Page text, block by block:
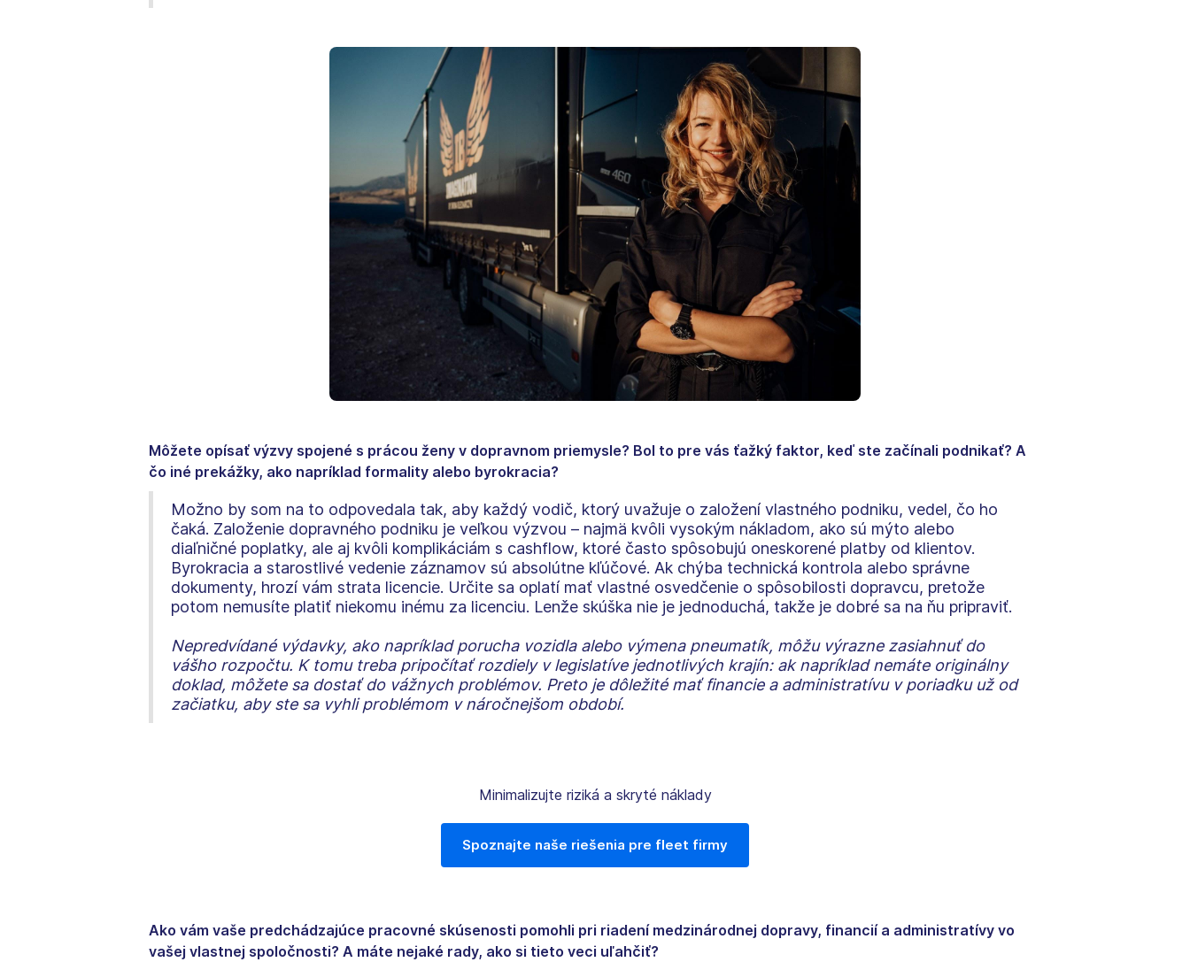
Môžete opísať výzvy spojené s prácou ženy v dopravnom priemysle? Bol to pre vás ťažký faktor, keď ste začínali podnikať? A
čo iné prekážky, ako napríklad formality alebo byrokracia?
Možno by som na to odpovedala tak, aby každý vodič, ktorý uvažuje o založení vlastného podniku, vedel, čo ho
čaká. Založenie dopravného podniku je veľkou výzvou – najmä kvôli vysokým nákladom, ako sú mýto alebo
diaľničné poplatky, ale aj kvôli komplikáciám s cashflow, ktoré často spôsobujú oneskorené platby od klientov.
Byrokracia a starostlivé vedenie záznamov sú absolútne kľúčové. Ak chýba technická kontrola alebo správne
dokumenty, hrozí vám strata licencie. Určite sa oplatí mať vlastné osvedčenie o spôsobilosti dopravcu, pretože
potom nemusíte platiť niekomu inému za licenciu. Lenže skúška nie je jednoduchá, takže je dobré sa na ňu pripraviť.
Nepredvídané výdavky, ako napríklad porucha vozidla alebo výmena pneumatík, môžu výrazne zasiahnuť do
vášho rozpočtu. K tomu treba pripočítať rozdiely v legislatíve jednotlivých krajín: ak napríklad nemáte originálny
doklad, môžete sa dostať do vážnych problémov. Preto je dôležité mať financie a administratívu v poriadku už od
začiatku, aby ste sa vyhli problémom v náročnejšom období.
Minimalizujte riziká a skryté náklady
Spoznajte naše riešenia pre fleet firmy
Ako vám vaše predchádzajúce pracovné skúsenosti pomohli pri riadení medzinárodnej dopravy, financií a administratívy vo
vašej vlastnej spoločnosti? A máte nejaké rady, ako si tieto veci uľahčiť?